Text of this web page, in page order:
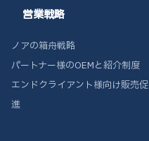
営業戦略
ノアの箱舟戦略
パートナー様のOEMと紹介制度
エンドクライアント様向け販売促
進